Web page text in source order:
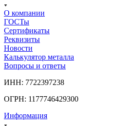
О компании
ГОСТы
Сертификаты
Реквизиты
Новости
Калькулятор металла
Вопросы и ответы
ИНН: 7722397238
ОГРН: 1177746429300
Информация